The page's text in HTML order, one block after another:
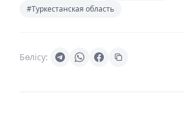
#Туркестанская область
Бөлісу: